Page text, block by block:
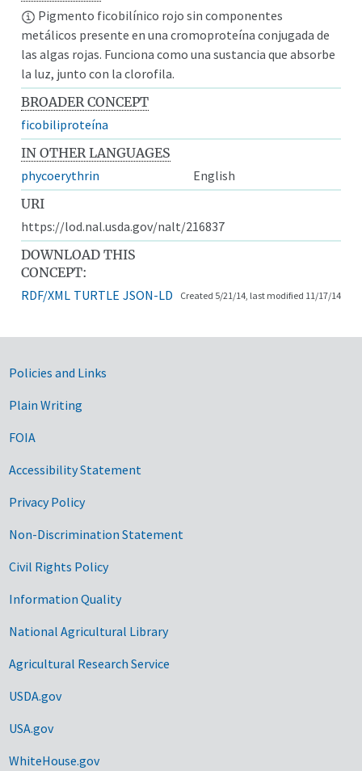
Pigmento ficobilínico rojo sin componentes
metálicos presente en una cromoproteína conjugada de
las algas rojas. Funciona como una sustancia que absorbe
la luz, junto con la clorofila.
BROADER CONCEPT
ficobiliproteína
IN OTHER LANGUAGES
phycoerythrin
English
URI
https://lod.nal.usda.gov/nalt/216837
DOWNLOAD THIS
CONCEPT:
RDF/XML TURTLE JSON-LD Created 5/21/14, last modified 11/17/14
Government Links
Policies and Links
Plain Writing
FOIA
Accessibility Statement
Privacy Policy
Non-Discrimination Statement
Civil Rights Policy
Information Quality
National Agricultural Library
Agricultural Research Service
USDA.gov
USA.gov
WhiteHouse.gov